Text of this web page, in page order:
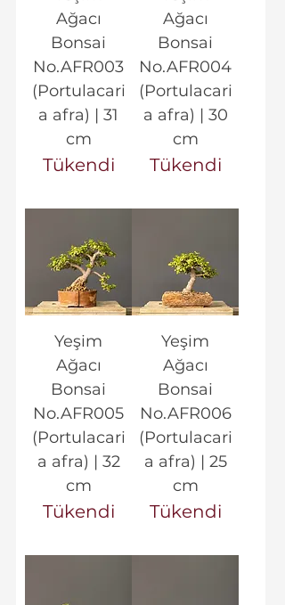
Ağacı
Bonsai
No.AFR003
(Portulacari
a afra) | 31
cm
Tükendi
Ağacı
Bonsai
No.AFR004
(Portulacari
a afra) | 30
cm
Tükendi
Yeşim
Ağacı
Bonsai
No.AFR005
(Portulacari
a afra) | 32
cm
Tükendi
Yeşim
Ağacı
Bonsai
No.AFR006
(Portulacari
a afra) | 25
cm
Tükendi